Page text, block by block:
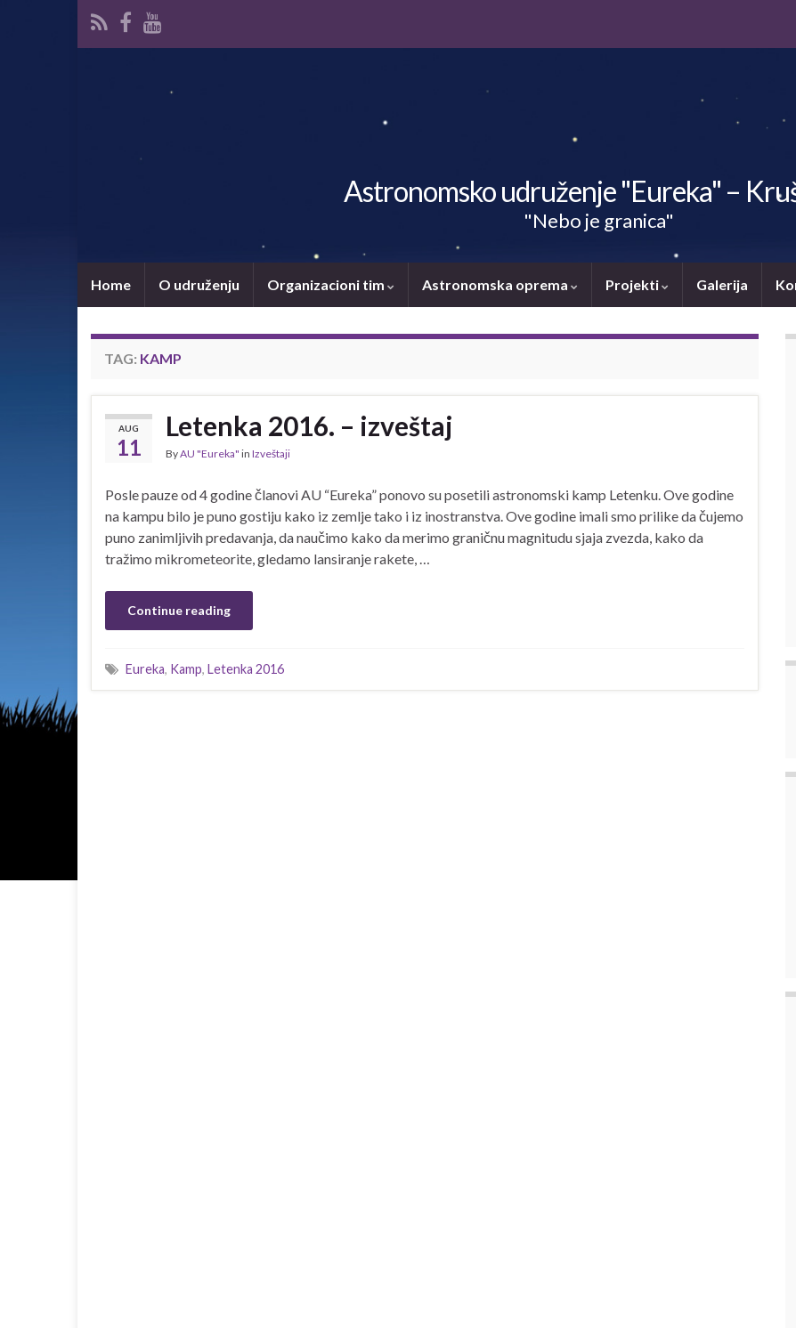
Astronomsko udruženje "Eureka" –
"Nebo je granica"
Home O udruženju Organizacioni tim Astronomska oprema Projekti Galerija
TAG: KAMP
AUG
11
Letenka 2016. – izveštaj
ByAU "Eureka" in Izveštaji
Posle pauze od 4 godine članovi AU “Eureka” ponovo su posetili astronomski kamp Letenku. Ove godine
na kampu bilo je puno gostiju kako iz zemlje tako i iz inostranstva. Ove godine imali smo prilike da čujemo
puno zanimljivih predavanja, da naučimo kako da merimo graničnu magnitudu sjaja zvezda, kako da
tražimo mikrometeorite, gledamo lansiranje rakete, …
Continue reading
Eureka, Kamp, Letenka 2016